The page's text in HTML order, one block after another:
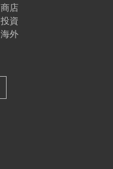
商店
投資
海外